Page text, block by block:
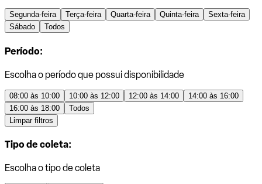
Segunda-feira Terça-feira Quarta-feira Quinta-feira
Sexta-feira
Sábado
Todos
Período:
Escolha o período que possui disponibilidade
08:00 às 10:00 10:00 às 12:00 12:00 às 14:00
14:00 às 16:00
16:00 às 18:00
Todos
Limpar filtros
Tipo de coleta:
Escolha o tipo de coleta